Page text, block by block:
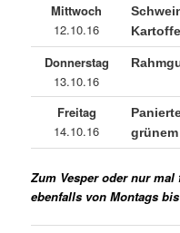
Mittwoch
12.10.16
Donnerstag
13.10.16
Freitag
14.10.16
Zum Vesper oder nur
ebenfalls von Montags